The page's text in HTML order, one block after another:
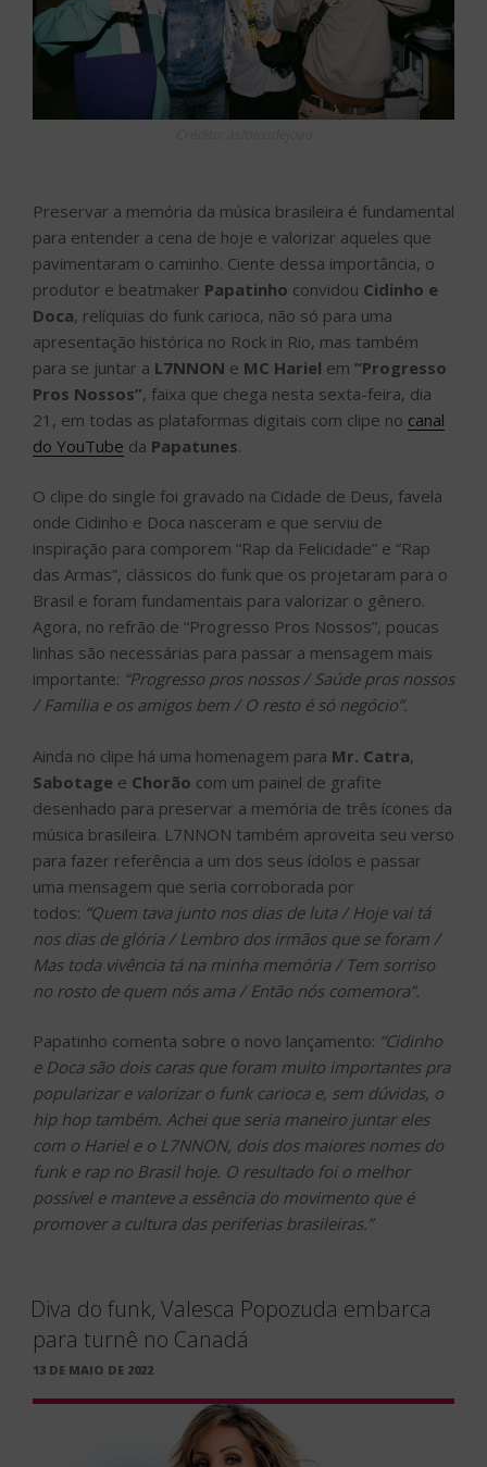
Preservar a memória da música brasileira é fundamental
para entender a cena de hoje e valorizar aqueles que
pavimentaram o caminho. Ciente dessa importância, o
produtor e beatmaker Papatinho convidou Cidinho e
Doca, relíquias do funk carioca, não só para uma
apresentação histórica no Rock in Rio, mas também
para se juntar a L7NNON e MC Hariel em “Progresso
Pros Nossos”, faixa que chega nesta sexta-feira, dia
21, em todas as plataformas digitais com clipe no canal
do YouTube da Papatunes.
O clipe do single foi gravado na Cidade de Deus, favela
onde Cidinho e Doca nasceram e que serviu de
inspiração para comporem “Rap da Felicidade” e “Rap
das Armas”, clássicos do funk que os projetaram para o
Brasil e foram fundamentais para valorizar o gênero.
Agora, no refrão de “Progresso Pros Nossos”, poucas
linhas são necessárias para passar a mensagem mais
importante: “Progresso pros nossos / Saúde pros nossos
/ Família e os amigos bem / O resto é só negócio”.
Ainda no clipe há uma homenagem para Mr. Catra,
Sabotage e Chorão com um painel de grafite
desenhado para preservar a memória de três ícones da
música brasileira. L7NNON também aproveita seu verso
para fazer referência a um dos seus ídolos e passar
uma mensagem que seria corroborada por
todos: “Quem tava junto nos dias de luta / Hoje vai tá
nos dias de glória / Lembro dos irmãos que se foram /
Mas toda vivência tá na minha memória / Tem sorriso
no rosto de quem nós ama / Então nós comemora”.
Papatinho comenta sobre o novo lançamento: “Cidinho
e Doca são dois caras que foram muito importantes pra
popularizar e valorizar o funk carioca e, sem dúvidas, o
hip hop também. Achei que seria maneiro juntar eles
com o Hariel e o L7NNON, dois dos maiores nomes do
funk e rap no Brasil hoje. O resultado foi o melhor
possível e manteve a essência do movimento que é
promover a cultura das periferias brasileiras.”
Diva do funk, Valesca Popozuda embarca
para turnê no Canadá
PUBLICADO
13 DE MAIO DE 2022